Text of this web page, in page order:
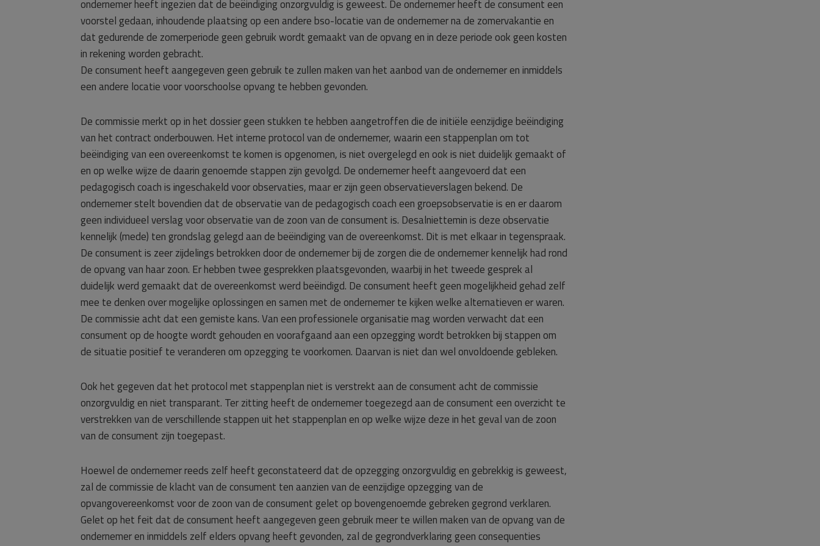
ondernemer heeft ingezien dat de beëindiging onzorgvuldig is geweest. De ondernemer heeft de consument een
voorstel gedaan, inhoudende plaatsing op een andere bso-locatie van de ondernemer na de zomervakantie en
dat gedurende de zomerperiode geen gebruik wordt gemaakt van de opvang en in deze periode ook geen kosten
in rekening worden gebracht.
De consument heeft aangegeven geen gebruik te zullen maken van het aanbod van de ondernemer en inmiddels
een andere locatie voor voorschoolse opvang te hebben gevonden.
De commissie merkt op in het dossier geen stukken te hebben aangetroffen die de initiële eenzijdige beëindiging
van het contract onderbouwen. Het interne protocol van de ondernemer, waarin een stappenplan om tot
beëindiging van een overeenkomst te komen is opgenomen, is niet overgelegd en ook is niet duidelijk gemaakt of
en op welke wijze de daarin genoemde stappen zijn gevolgd. De ondernemer heeft aangevoerd dat een
pedagogisch coach is ingeschakeld voor observaties, maar er zijn geen observatieverslagen bekend. De
ondernemer stelt bovendien dat de observatie van de pedagogisch coach een groepsobservatie is en er daarom
geen individueel verslag voor observatie van de zoon van de consument is. Desalniettemin is deze observatie
kennelijk (mede) ten grondslag gelegd aan de beëindiging van de overeenkomst. Dit is met elkaar in tegenspraak.
De consument is zeer zijdelings betrokken door de ondernemer bij de zorgen die de ondernemer kennelijk had rond
de opvang van haar zoon. Er hebben twee gesprekken plaatsgevonden, waarbij in het tweede gesprek al
duidelijk werd gemaakt dat de overeenkomst werd beëindigd. De consument heeft geen mogelijkheid gehad zelf
mee te denken over mogelijke oplossingen en samen met de ondernemer te kijken welke alternatieven er waren.
De commissie acht dat een gemiste kans. Van een professionele organisatie mag worden verwacht dat een
consument op de hoogte wordt gehouden en voorafgaand aan een opzegging wordt betrokken bij stappen om
de situatie positief te veranderen om opzegging te voorkomen. Daarvan is niet dan wel onvoldoende gebleken.
Ook het gegeven dat het protocol met stappenplan niet is verstrekt aan de consument acht de commissie
onzorgvuldig en niet transparant. Ter zitting heeft de ondernemer toegezegd aan de consument een overzicht te
verstrekken van de verschillende stappen uit het stappenplan en op welke wijze deze in het geval van de zoon
van de consument zijn toegepast.
Hoewel de ondernemer reeds zelf heeft geconstateerd dat de opzegging onzorgvuldig en gebrekkig is geweest,
zal de commissie de klacht van de consument ten aanzien van de eenzijdige opzegging van de
opvangovereenkomst voor de zoon van de consument gelet op bovengenoemde gebreken gegrond verklaren.
Gelet op het feit dat de consument heeft aangegeven geen gebruik meer te willen maken van de opvang van de
ondernemer en inmiddels zelf elders opvang heeft gevonden, zal de gegrondverklaring geen consequenties